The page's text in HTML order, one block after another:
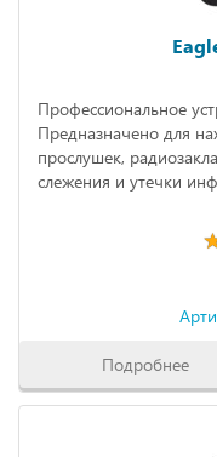
Профессиональное
Предназначено для
прослушек,
слежения и утечки
Подробнее